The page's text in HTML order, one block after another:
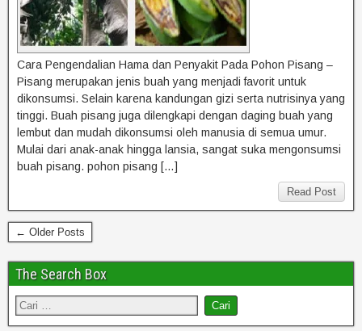
Cara Pengendalian Hama dan Penyakit Pada Pohon Pisang –
Pisang merupakan jenis buah yang menjadi favorit untuk
dikonsumsi. Selain karena kandungan gizi serta nutrisinya yang
tinggi. Buah pisang juga dilengkapi dengan daging buah yang
lembut dan mudah dikonsumsi oleh manusia di semua umur.
Mulai dari anak-anak hingga lansia, sangat suka mengonsumsi
buah pisang. pohon pisang […]
Read Post
← Older Posts
The Search Box